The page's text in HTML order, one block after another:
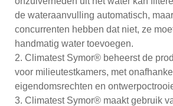
de wateraanvulling automatisch,
concurrenten hebben dat niet, ze
handmatig water toevoegen.
2. Climatest Symor® beheerst de
voor milieutestkamers, met
eigendomsrechten en
3. Climatest Symor® maakt gebruik